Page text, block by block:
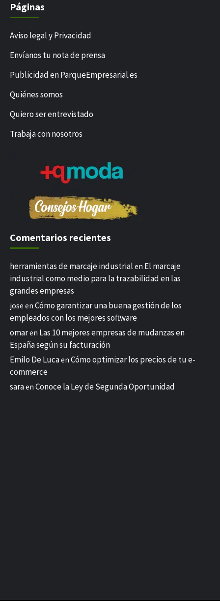
Páginas
Aviso legal y Privacidad
Envíanos tu nota de prensa
Publicidad en ParqueEmpresarial.es
Quiénes somos
Quiero ser entrevistado
Trabaja con nosotros
Comentarios recientes
herramientas de marcaje industrial en El marcaje
industrial como medio para la trazabilidad en las
grandes empresas
jose en Cómo garantizar una buena gestión de los
empleados con los mejores software
omaren Las 10 mejores empresas de mudanzas en
España según su facturación
Emilo De Lucaen Cómo optimizar los precios de tu e-
commerce
saraen Conoce la Ley de Segunda Oportunidad